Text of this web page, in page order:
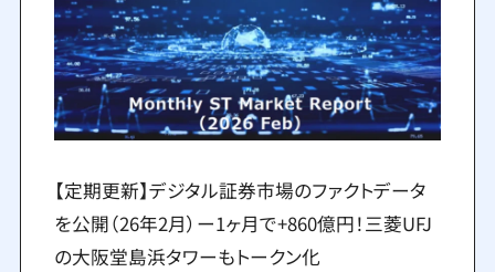
【定期更新】デジタル証券市場のファクトデータ
を公開（26年2月）ー1ヶ月で+860億円！三菱UFJ
の大阪堂島浜タワーもトークン化